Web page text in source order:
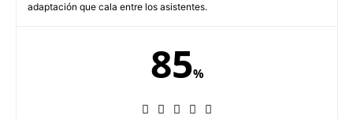
adaptación que cala entre los asistentes.
85%